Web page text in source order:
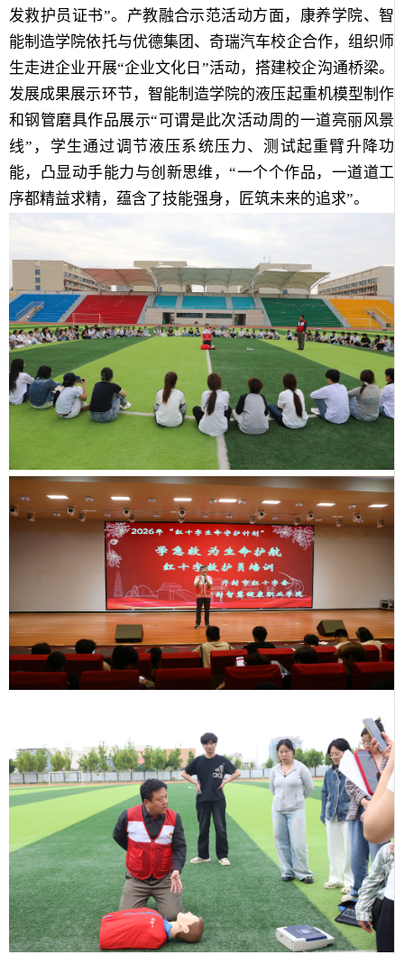
发救护员证书”。产教融合示范活动方面，康养学院、智
能制造学院依托与优德集团、奇瑞汽车校企合作，组织师
生走进企业开展“企业文化日”活动，搭建校企沟通桥梁。
发展成果展示环节，智能制造学院的液压起重机模型制作
和钢管磨具作品展示“可谓是此次活动周的一道亮丽风景
线”，学生通过调节液压系统压力、测试起重臂升降功
能，凸显动手能力与创新思维，“一个个作品，一道道工
序都精益求精，蕴含了技能强身，匠筑未来的追求”。